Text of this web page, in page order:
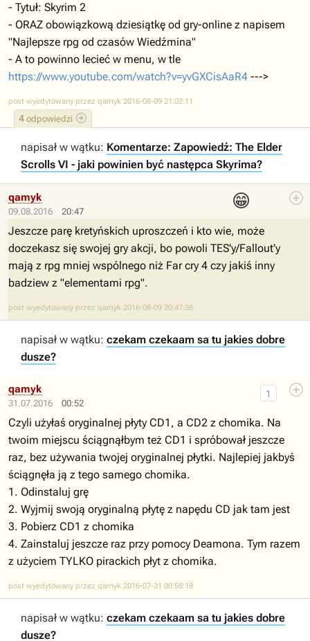
4 odpowiedzi
- Tytuł: Skyrim 2
- ORAZ obowiązkową dziesiątkę od gry-online z napisem
"Najlepsze rpg od czasów Wiedźmina"
- A to powinno lecieć w menu, w tle
https://www.youtube.com/watch?v=yvGXCisAaR4 --->
post wyedytowany przez qamyk 2016-08-09 21:02:11
napisał w wątku: Komentarze: Zapowiedź: The Elder
Scrolls VI - jaki powinien być następca Skyrima?
09.08.2016 20:47
😁
qamyk
Jeszcze parę kretyńskich uproszczeń i kto wie, może
doczekasz się swojej gry akcji, bo powoli TES'y/Fallout'y
mają z rpg mniej wspólnego niż Far cry 4 czy jakiś inny
badziew z "elementami rpg".
post wyedytowany przez qamyk 2016-08-09 20:47:38
napisał w wątku: czekam czekaam sa tu jakies dobre
dusze?
31.07.2016 00:52
1
qamyk
Czyli użyłaś oryginalnej płyty CD1, a CD2 z chomika. Na
twoim miejscu ściągnąłbym też CD1 i spróbował jeszcze
raz, bez używania twojej oryginalnej płytki. Najlepiej jakbyś
ściągnęła ją z tego samego chomika.
1. Odinstaluj grę
2. Wyjmij swoją oryginalną płytę z napędu CD jak tam jest
3. Pobierz CD1 z chomika
4. Zainstaluj jeszcze raz przy pomocy Deamona. Tym razem
z użyciem TYLKO pirackich płyt z chomika.
post wyedytowany przez qamyk 2016-07-31 00:58:18
napisał w wątku: czekam czekaam sa tu jakies dobre
dusze?